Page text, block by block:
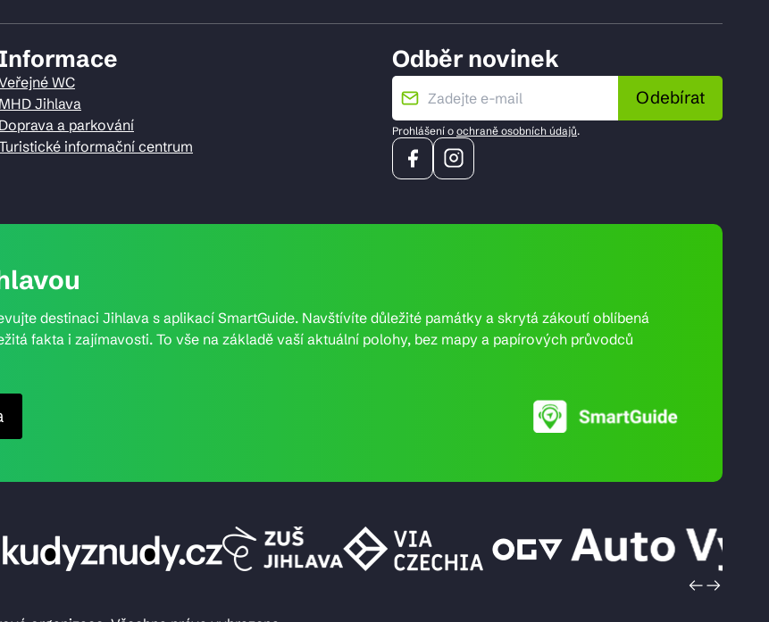
Informace
WC
MHD Jihlava
Doprava a parkování
informační centrum
Odběr novinek
Odebírat
Prohlášení o ochraně osobních údajů.
destinaci Jihlava s aplikací SmartGuide. Navštívíte důležité památky a skrytá zákoutí oblíbená
fakta i zajímavosti. To vše na základě vaší aktuální polohy, bez mapy a papírových průvodců